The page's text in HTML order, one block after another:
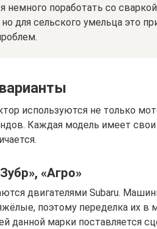
немного поработать со
для сельского умельца это
используются не только
Каждая модель имеет
«Агро»
двигателями Subaru.
поэтому переделка их в
данной марки поставляется